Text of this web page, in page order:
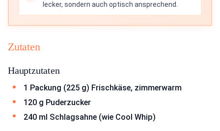
lecker, sondern auch optisch ansprechend.
Zutaten
Hauptzutaten
1 Packung (225 g) Frischkäse, zimmerwarm
120 g Puderzucker
240 ml Schlagsahne (wie Cool Whip)